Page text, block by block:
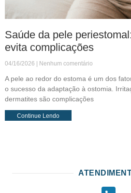
Saúde da pele
evita complicações
04/16/2026 Nenhum comentário
A pele ao redor do estoma é um dos
o sucesso da adaptação à ostomia.
dermatites são complicações
Continue Lendo